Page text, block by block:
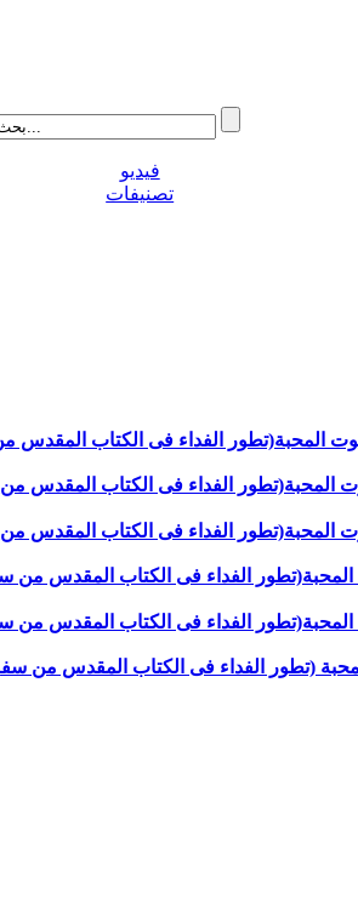
فيديو
تصنيفات
المحبة(تطور الفداء فى الكتاب المقدس من سفر التكوين الحلقة 14
الفداء فى الكتاب المقدس من سفر التكوين الحلقة 16 )
الفداء فى الكتاب المقدس من سفر التكوين الحلقة 17 )
الفداء فى الكتاب المقدس من سفر
الفداء فى الكتاب المقدس من سفر
(تطور الفداء فى الكتاب المقدس من سفر